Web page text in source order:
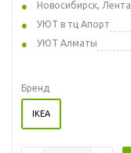
Новосибирск, Лента
УЮТ в тц Апорт
УЮТ Алматы
Бренд
IKEA